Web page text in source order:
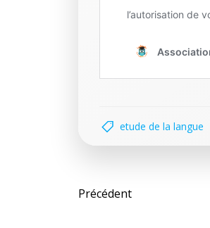
etude de la langue
Post
Précédent